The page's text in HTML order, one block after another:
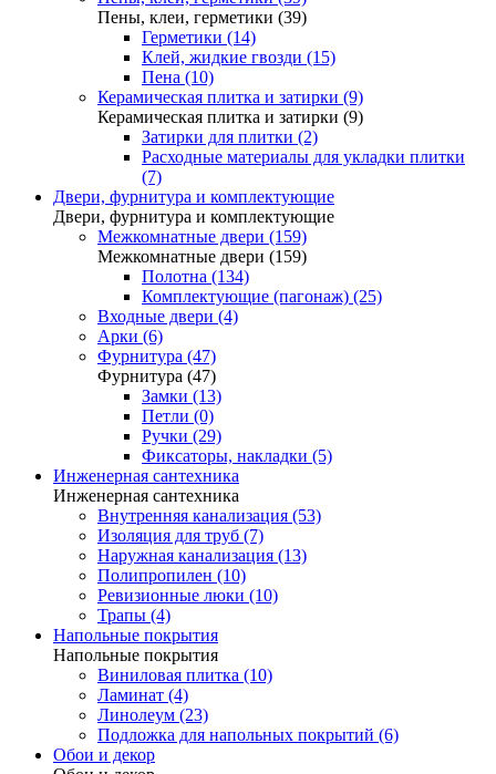
Пены, клеи, герметики (39)
Герметики (14)
Клей, жидкие гвозди (15)
Пена (10)
Керамическая плитка и затирки (9)
Керамическая плитка и затирки (9)
Затирки для плитки (2)
Расходные материалы для укладки плитки
(7)
Двери, фурнитура и комплектующие
Двери, фурнитура и комплектующие
Межкомнатные двери (159)
Межкомнатные двери (159)
Полотна (134)
Комплектующие (пагонаж) (25)
Входные двери (4)
Арки (6)
Фурнитура (47)
Фурнитура (47)
Замки (13)
Петли (0)
Ручки (29)
Фиксаторы, накладки (5)
Инженерная сантехника
Инженерная сантехника
Внутренняя канализация (53)
Изоляция для труб (7)
Наружная канализация (13)
Полипропилен (10)
Ревизионные люки (10)
Трапы (4)
Напольные покрытия
Напольные покрытия
Виниловая плитка (10)
Ламинат (4)
Линолеум (23)
Подложка для напольных покрытий (6)
Обои и декор